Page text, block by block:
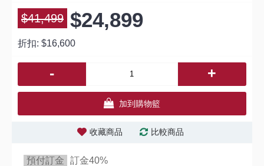
$41,499 $24,899
折扣: $16,600
- +
加到購物籃
收藏商品 比較商品
預付訂金
訂金40%